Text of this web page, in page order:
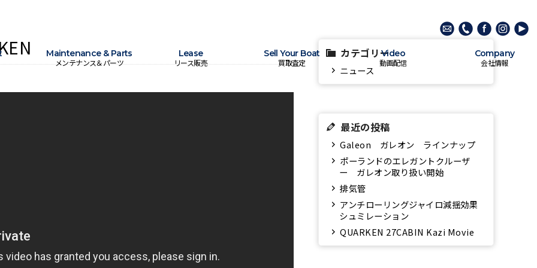
Maintenance & Parts
メンテナンス＆パーツ
Lease
リース販売
Sell Your Boat
買取査定
Video
動画配信
Company
会社情報
カテゴリー
ニュース
最近の投稿
Galeon ガレオン ラインナップ
ポーランドのエレガントクルーザ
ー ガレオン取り扱い開始
排気管
アンチローリングジャイロ減揺効果
シュミレーション
QUARKEN 27CABIN Kazi Movie